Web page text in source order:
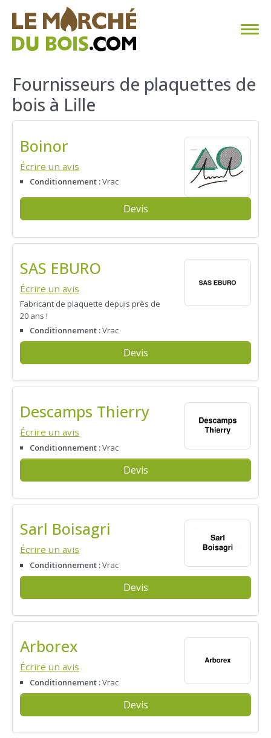
CHAUFFAGE AU BOIS
FAQ
TROUVER SON FOURNISSEUR
BLOG
Fournisseurs de plaquettes de
bois à Lille
Boinor
Écrire un avis
Conditionnement :Vrac
Devis
SAS EBURO
Écrire un avis
Fabricant de plaquette depuis près de
20 ans !
Conditionnement :Vrac
Devis
Descamps Thierry
Écrire un avis
Conditionnement :Vrac
Devis
Sarl Boisagri
Écrire un avis
Conditionnement :Vrac
Devis
Arborex
Écrire un avis
Conditionnement :Vrac
Devis